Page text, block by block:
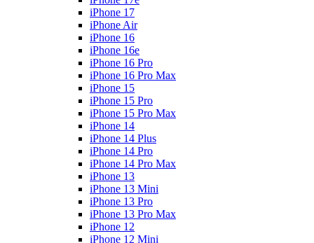
iPhone 17
iPhone Air
iPhone 16
iPhone 16e
iPhone 16 Pro
iPhone 16 Pro Max
iPhone 15
iPhone 15 Pro
iPhone 15 Pro Max
iPhone 14
iPhone 14 Plus
iPhone 14 Pro
iPhone 14 Pro Max
iPhone 13
iPhone 13 Mini
iPhone 13 Pro
iPhone 13 Pro Max
iPhone 12
iPhone 12 Mini